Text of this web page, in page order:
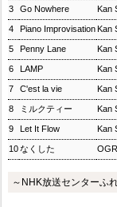
3 Go Nowhere Kan
4 Piano ImprovisationKan
5 Penny Lane Kan
6 LAMP Kan
7 C'est la vie Kan
8 ミルクティー Kan
9 Let It Flow Kan
10なくした
～NHK放送センターふ